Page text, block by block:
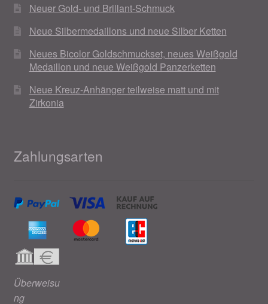
Neuer Gold- und Brillant-Schmuck
Neue Silbermedaillons und neue Silber Ketten
Neues Bicolor Goldschmuckset, neues Weißgold
Medaillon und neue Weißgold Panzerketten
Neue Kreuz-Anhänger teilweise matt und mit
Zirkonia
Zahlungsarten
Überweisu
ng